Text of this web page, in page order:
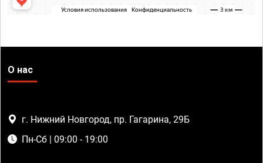
О нас
г. Нижний Новгород, пр. Гагарина, 29Б
Пн-Сб | 09:00 - 19:00